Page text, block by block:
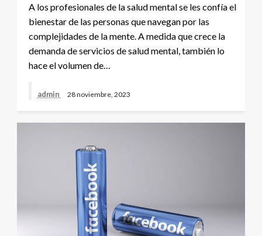
A los profesionales de la salud mental se les confía el
bienestar de las personas que navegan por las
complejidades de la mente. A medida que crece la
demanda de servicios de salud mental, también lo
hace el volumen de…
admin 28 noviembre, 2023